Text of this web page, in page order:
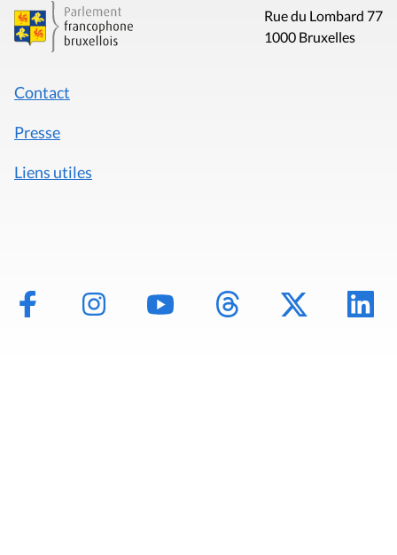
Rue du Lombard 77
1000 Bruxelles
Contact
Presse
Liens utiles